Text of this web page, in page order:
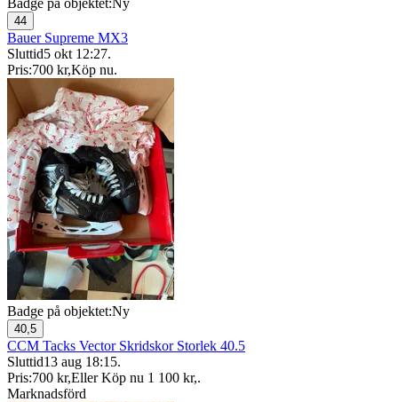
44
Bauer Supreme MX3
Sluttid5 okt 12:27.
Pris:700 kr,Köp nu.
Badge på objektet:Ny
40,5
CCM Tacks Vector Skridskor Storlek 40.5
Sluttid13 aug 18:15.
Pris:700 kr,Eller Köp nu 1 100 kr,.
Marknadsförd